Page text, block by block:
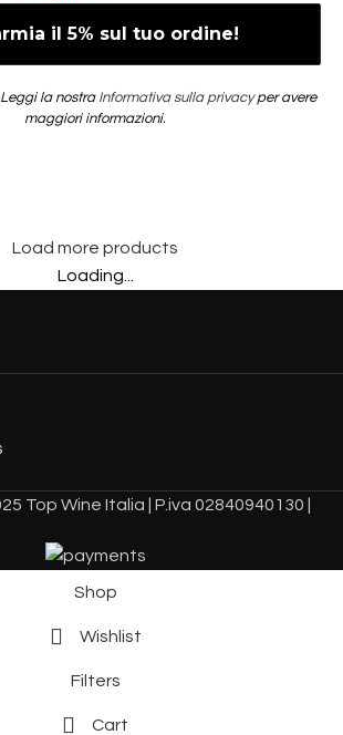
la nostra Informativa sulla privacyper avere
maggiori informazioni.
Load more products
Loading...
Top Wine Italia | P.iva 02840940130 |
Shop
Wishlist
Filters
Cart